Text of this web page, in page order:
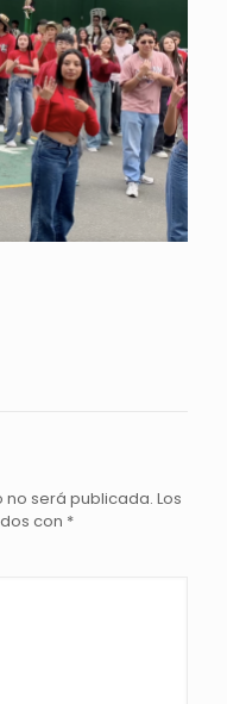
será publicada. Los
con *